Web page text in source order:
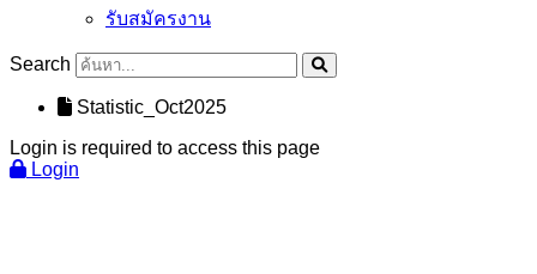
รับสมัครงาน
Search
Statistic_Oct2025
Login is required to access this page
Login